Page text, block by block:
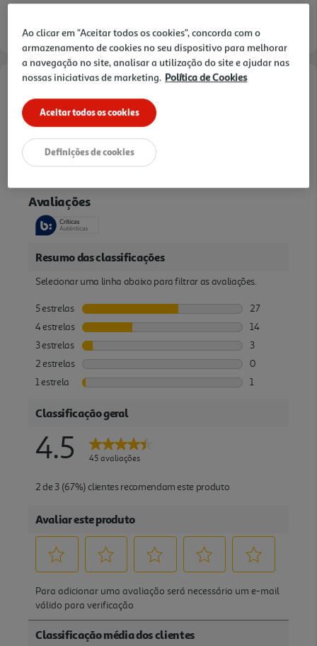
Descrição
AMEIJOA VIETNAMITA CONGELADA KG
Avaliações
Ao clicar em "Aceitar todos os cookies", concorda com o
armazenamento de cookies no seu dispositivo para melhorar
a navegação no site, analisar a utilização do site e ajudar nas
nossas iniciativas de marketing. Política de Cookies
Aceitar todos os cookies
Definições de cookies